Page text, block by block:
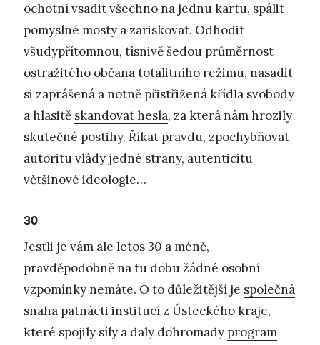
ochotní vsadit všechno na jednu kartu, spálit
pomyslné mosty a zariskovat. Odhodit
všudypřítomnou, tísnivě šedou průměrnost
ostražitého občana totalitního režimu, nasadit
si zaprášená a notně přistřižená křídla svobody
a hlasitě skandovat hesla, za která nám hrozily
skutečné postihy. Říkat pravdu, zpochybňovat
autoritu vlády jedné strany, autenticitu
většinové ideologie…
30
Jestli je vám ale letos 30 a méně,
pravděpodobně na tu dobu žádné osobní
vzpomínky nemáte. O to důležitější je společná
snaha patnácti institucí z Ústeckého kraje,
které spojily síly a daly dohromady program